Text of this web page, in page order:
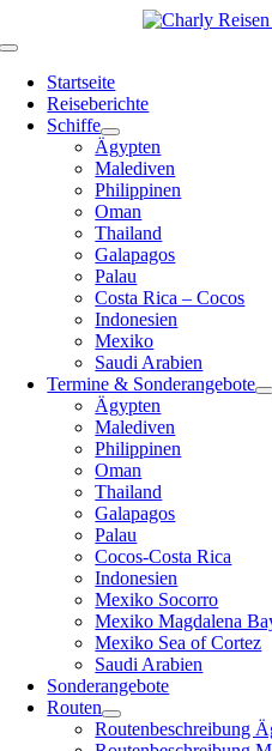
Inhalt
Toggle
NavigationStartseite
Reiseberichte
Schiffe
Ägypten
Malediven
Philippinen
Oman
Thailand
Galapagos
Palau
Costa Rica – Cocos
Indonesien
Mexiko
Saudi Arabien
Termine & Sonderangebote
Ägypten
Malediven
Philippinen
Oman
Thailand
Galapagos
Palau
Cocos-Costa Rica
Indonesien
Mexiko Socorro
Mexiko Magdalena
Mexiko Sea of Cortez
Saudi Arabien
Sonderangebote
Routen
Routenbeschreibung